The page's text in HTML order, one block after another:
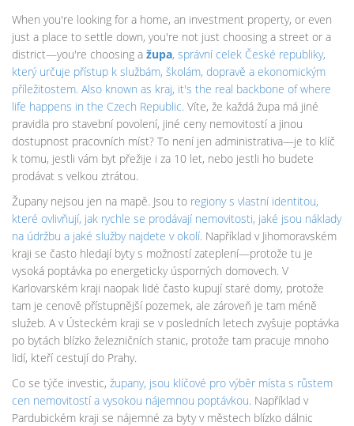
When you're looking for a home, an investment property, or even
just a place to settle down, you're not just choosing a street or a
district—you're choosing a župa, správní celek České republiky,
který určuje přístup k službám, školám, dopravě a ekonomickým
příležitostem. Also known as kraj, it's the real backbone of where
life happens in the Czech Republic. Víte, že každá župa má jiné
pravidla pro stavební povolení, jiné ceny nemovitostí a jinou
dostupnost pracovních míst? To není jen administrativa—je to klíč
k tomu, jestli vám byt přežije i za 10 let, nebo jestli ho budete
prodávat s velkou ztrátou.
Župany nejsou jen na mapě. Jsou to regiony s vlastní identitou,
které ovlivňují, jak rychle se prodávají nemovitosti, jaké jsou náklady
na údržbu a jaké služby najdete v okolí. Například v Jihomoravském
kraji se často hledají byty s možností zateplení—protože tu je
vysoká poptávka po energeticky úsporných domovech. V
Karlovarském kraji naopak lidé často kupují staré domy, protože
tam je cenově přístupnější pozemek, ale zároveň je tam méně
služeb. A v Ústeckém kraji se v posledních letech zvyšuje poptávka
po bytách blízko železničních stanic, protože tam pracuje mnoho
lidí, kteří cestují do Prahy.
Co se týče investic, župany, jsou klíčové pro výběr místa s růstem
cen nemovitostí a vysokou nájemnou poptávkou. Například v
Pardubickém kraji se nájemné za byty v městech blízko dálnic